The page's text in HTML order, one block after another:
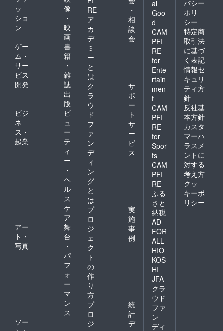
前をご
記入く
ださ
※2026
年9月秋
頃の新
聞に1回
※お名前
が掲載
された
チラシ
はお送
りさせ
て頂き
ます。
ッ
ショ
ン
像
・
映
画
ゲー
ム・
サー
ビス
開発
書
籍
・
雑
誌
出
版
ビジ
ネ
ス・
起業
ビ
ュ
ー
テ
ィ
ー
・
ヘ
ル
ス
ケ
ア
アー
ト・
写真
舞
台
・
パ
フ
ォ
ー
マ
ン
ス
ソー
RE
ア
カ
デ
ミ
ー
と
は
・
相
談
会
ク
ラ
ウ
ド
フ
ァ
ン
デ
ィ
ン
グ
と
は
サ
ポ
ー
ト
サ
ー
ビ
ス
プ
ロ
ジ
ェ
ク
ト
の
作
り
方
実
施
事
例
プ
ロ
ジ
統
計
デ
al
Goo
d
CAM
PFI
RE
for
Ente
rtain
men
t
CAM
PFI
RE
for
Spor
ts
CAM
PFI
RE
ふる
さと
納税
AD
FOR
ALL
HIO
KOS
HI
JFA
クラ
ウド
ファ
ン
ディ
バシー
ポリ
シー
特定商
取引法
に基づ
く表記
情報セ
キュリ
ティ方
針
反社基
本方針
カスタ
マーハ
ラスメ
ントに
対する
考え方
クッ
キーポ
リシー